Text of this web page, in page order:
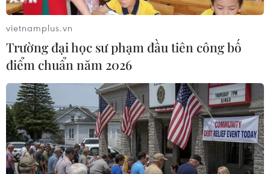
Khu tự trị Nội Mông ở miền Bắc Trung Quốc.
vietnamplus.vn
Trường đại học sư phạm đầu tiên công bố
điểm chuẩn năm 2026